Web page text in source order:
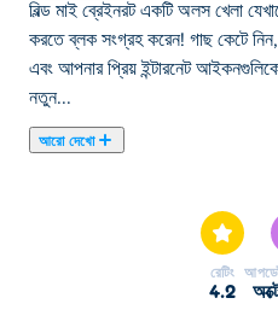
বিল্ড মাই ব্রেইনরট একটি অলস খেলা
করতে ব্লক সংগ্রহ করেন! গাছ কেটে
এবং আপনার প্রিয় ইন্টারনেট
নতুন...
আরো দেখো
এবং আপনার প্রিয় ইন্টারনেট
নতুন চরিত্রগুলি আনলক করুন, তারপরে
আরও দ্রুত আপগ্রেড করতে সেগুলি
রেটিং
4.2